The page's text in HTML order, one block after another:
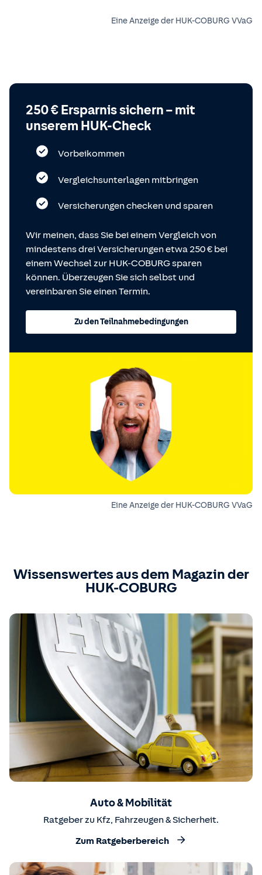
Eine Anzeige der HUK-COBURG VVaG
250 € Ersparnis sichern – mit
unserem HUK-Check
Vorbeikommen
Vergleichsunterlagen mitbringen
Versicherungen checken und sparen
Wir meinen, dass Sie bei einem Vergleich von
mindestens drei Versicherungen etwa 250 € bei
einem Wechsel zur HUK-COBURG sparen
können. Überzeugen Sie sich selbst und
vereinbaren Sie einen Termin.
Zu den Teilnahmebedingungen
Eine Anzeige der HUK-COBURG VVaG
Wissenswertes aus dem Magazin der
HUK-COBURG
Auto & Mobilität
Ratgeber zu Kfz, Fahrzeugen & Sicherheit.
Zum Ratgeberbereich